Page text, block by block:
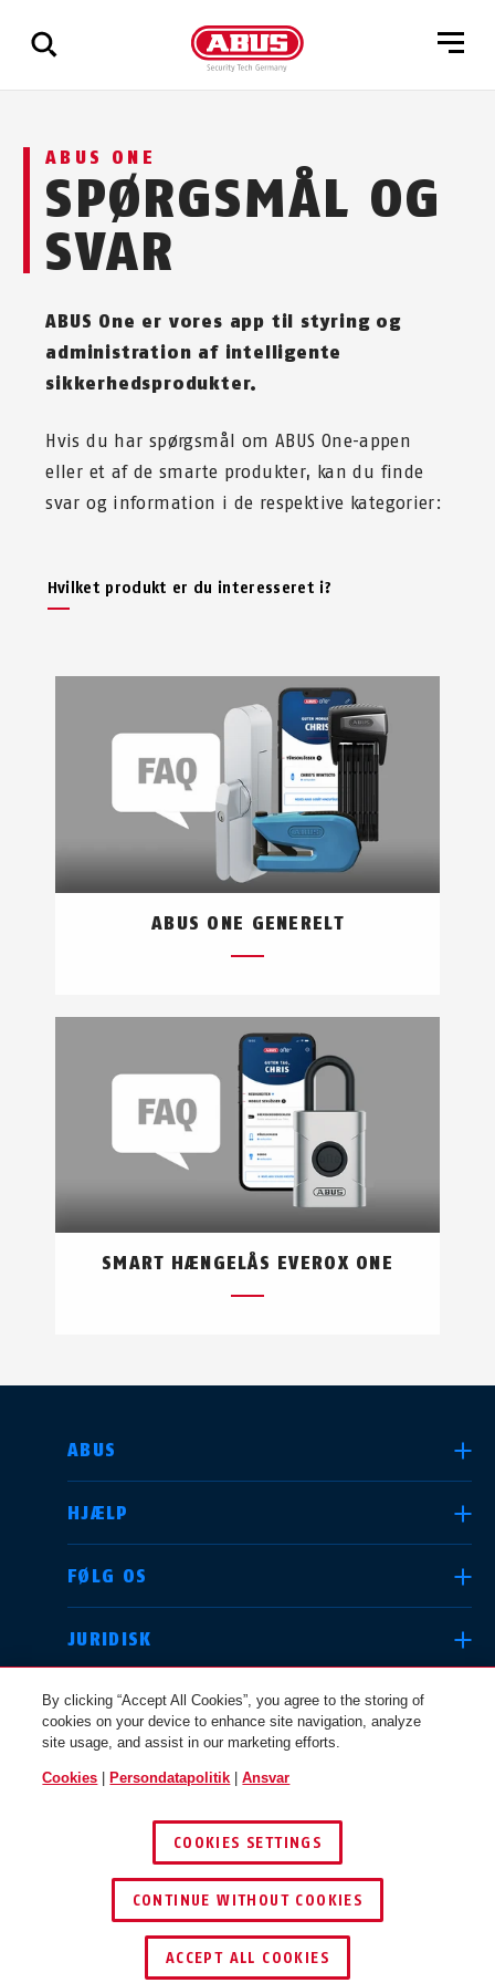
alle
resultater
ABUS ONE
SPØRGSMÅL OG
SVAR
ABUS One er vores app til styring og
administration af intelligente
sikkerhedsprodukter.
Hvis du har spørgsmål om ABUS One-appen
eller et af de smarte produkter, kan du finde
svar og information i de respektive kategorier:
Hvilket produkt er du interesseret i?
ABUS ONE GENERELT
SMART HÆNGELÅS EVEROX ONE
ABUS
HJÆLP
FØLG OS
JURIDISK
© 2026 ABUS
VÆLG DIT LAND
Deutschland
Canada
By clicking “Accept All Cookies”, you agree to the storing of
cookies on your device to enhance site navigation, analyze
site usage, and assist in our marketing efforts.
Cookies Persondatapolitik |Ansvar
COOKIES SETTINGS
CONTINUE WITHOUT COOKIES
ACCEPT ALL COOKIES